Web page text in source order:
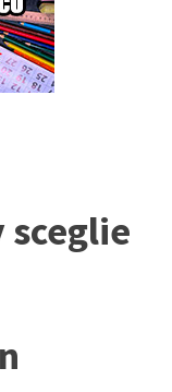
sceglie